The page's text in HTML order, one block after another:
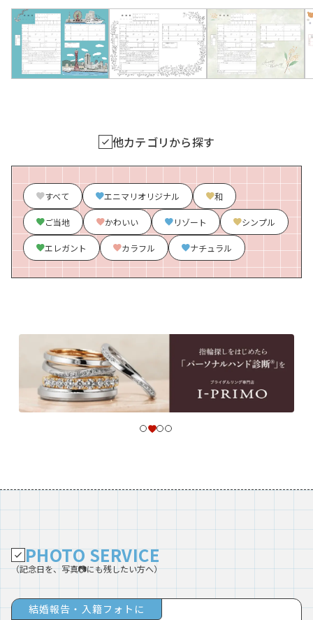
他カテゴリから探す
すべて エニマリオリジナル 和
ご当地 かわいい リゾート シンプル
エレガント カラフル ナチュラル
PHOTO SERVICE
（記念日を、写真📷にも残したい方へ）
結婚報告・入籍フォトに